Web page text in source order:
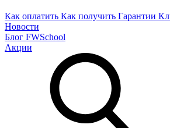
Как оплатить Как получить Гарантии
Новости
Блог FWSchool
Акции